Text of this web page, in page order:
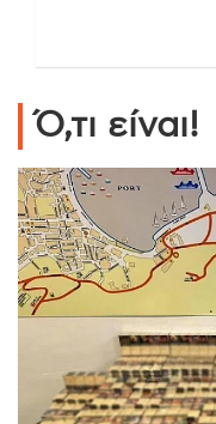
Ό,τι είναι!